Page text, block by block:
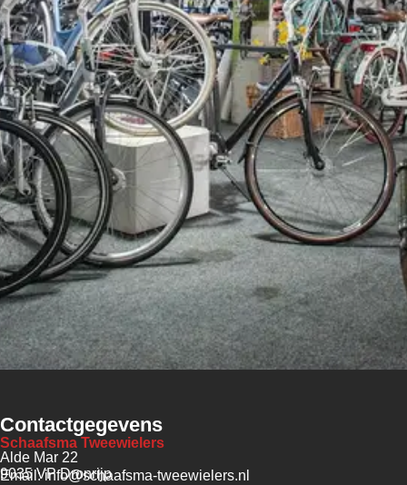
Contactgegevens
Schaafsma Tweewielers
Alde Mar 22
9035 VP Dronrijp
Email: info@schaafsma-tweewielers.nl